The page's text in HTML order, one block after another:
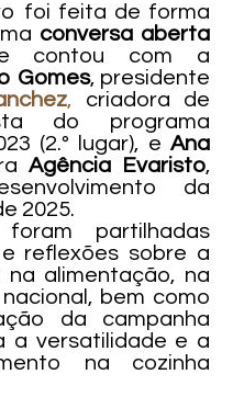
foi feita de forma
conversa aberta
contou com a
Gomes, presidente
, criadora de
do programa
(2.º lugar), eAna
Agência Evaristo,
da
2025.
partilhadas
reflexões sobre a
alimentação, na
bem como
da campanha
a versatilidade e a
na cozinha